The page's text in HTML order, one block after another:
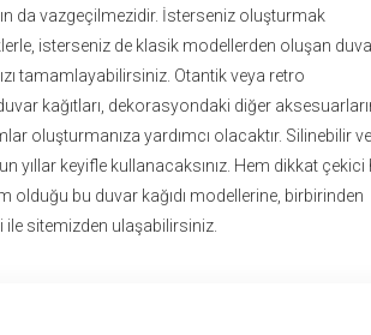
da vazgeçilmezidir. İsterseniz oluşturmak
isterseniz de klasik modellerden oluşan
tamamlayabilirsiniz. Otantik veya retro
kağıtları, dekorasyondaki diğer
oluşturmanıza yardımcı olacaktır. Silinebilir ve
yıllar keyifle kullanacaksınız. Hem dikkat çekici
olduğu bu duvar kağıdı modellerine, birbirinden
ile sitemizden ulaşabilirsiniz.